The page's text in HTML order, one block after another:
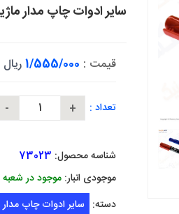
سایر ادوات چاپ مدار
قیمت : 1/555/000ریال
تعداد :
شناسه محصول: 73023
موجودی انبار: موجود در شعبه
دسته: سایر ادوات چاپ مدار